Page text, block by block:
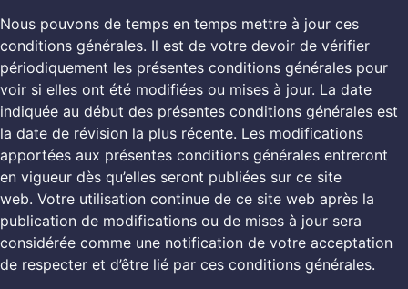
Nous pouvons de temps en temps mettre à jour ces
conditions générales. Il est de votre devoir de vérifier
périodiquement les présentes conditions générales pour
voir si elles ont été modifiées ou mises à jour. La date
indiquée au début des présentes conditions générales est
la date de révision la plus récente. Les modifications
apportées aux présentes conditions générales entreront
en vigueur dès qu’elles seront publiées sur ce site
web. Votre utilisation continue de ce site web après la
publication de modifications ou de mises à jour sera
considérée comme une notification de votre acceptation
de respecter et d’être lié par ces conditions générales.